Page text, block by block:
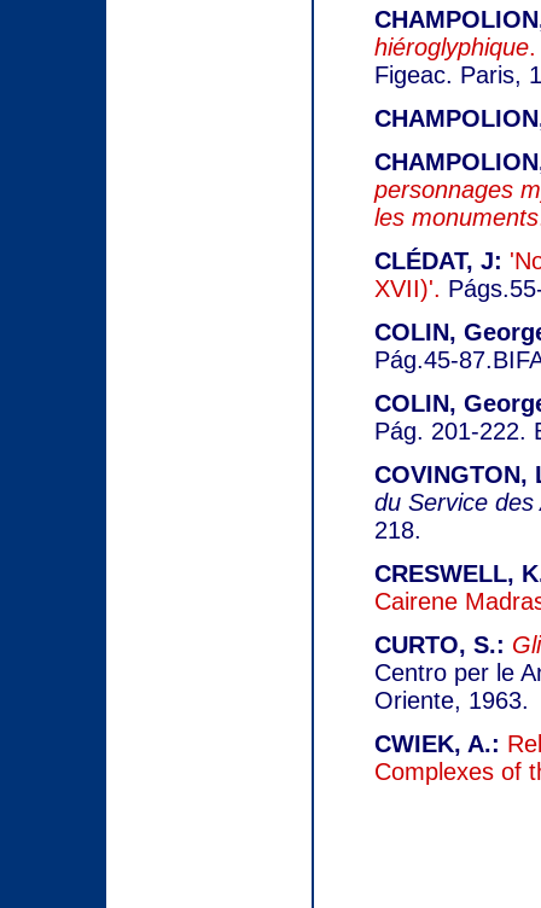
hiéroglyphique.
Figeac. Paris,
personnages
les monuments
CLÉDAT, J:
XVII)'.
COLIN,
Pág.45-
COLIN,
Pág. 201-222.
COVINGTON,
du Service des
218.
CRESWELL,
Cairene
CURTO, S.:
Centro per le
Oriente, 1963.
CWIEK, A.:
Complexes of